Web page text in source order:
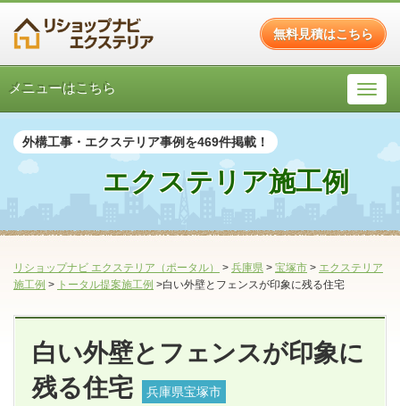
無料見積はこちら
メニューはこちら
外構工事・エクステリア事例を469件掲載！
エクステリア施工例
リショップナビ エクステリア（ポータル） > 兵庫県 > 宝塚市 > エクステリア
施工例 > トータル提案施工例 >白い外壁とフェンスが印象に残る住宅
白い外壁とフェンスが印象に
残る住宅
兵庫県宝塚市